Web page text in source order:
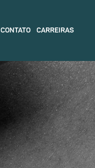
CONTATO CARREIRAS